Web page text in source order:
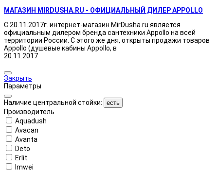
МАГАЗИН MIRDUSHA.RU - ОФИЦИАЛЬНЫЙ ДИЛЕР APPOLLO
С 20.11.2017г. интернет-магазин MirDusha.ru является
официальным дилером бренда сантехники Appollo на всей
территории России. С этого же дня, открыты продажи товаров
Appollo (душевые кабины Appollo, в
20.11.2017
Закрыть
Параметры
Наличие центральной стойки: есть
Производитель
Aquadush
Avacan
Avanta
Deto
Erlit
Imwei